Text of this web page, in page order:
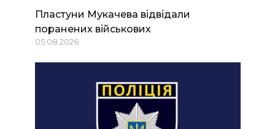
Пластуни Мукачева відвідали
поранених військових
05.08.2026